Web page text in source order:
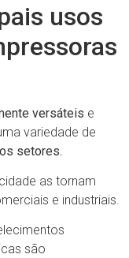
usos
versáteis e
variedade de
setores.
as tornam
e industriais.
são